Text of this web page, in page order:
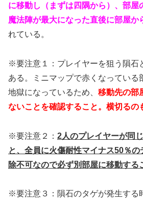
に移動し（まずは四隅から）、部屋
魔法陣が最大になった直後に部屋か
れている。
※要注意１：プレイヤーを狙う隕石
ある。ミニマップで赤くなっている
地獄になっているため、 移動先の部
ないことを確認すること。横切るの
※要注意２： 2人のプレイヤーが同
と、全員に火傷耐性マイナス50％
除不可なので必ず別部屋に移動する
※要注意３：隕石のタゲが発生する